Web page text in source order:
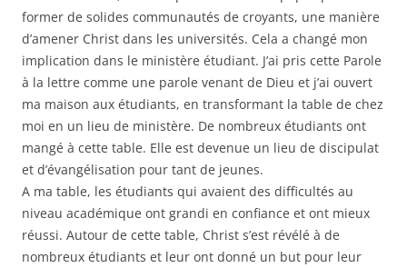
former de solides communautés de croyants, une manière
d’amener Christ dans les universités. Cela a changé mon
implication dans le ministère étudiant. J’ai pris cette Parole
à la lettre comme une parole venant de Dieu et j’ai ouvert
ma maison aux étudiants, en transformant la table de chez
moi en un lieu de ministère. De nombreux étudiants ont
mangé à cette table. Elle est devenue un lieu de discipulat
et d’évangélisation pour tant de jeunes.
A ma table, les étudiants qui avaient des difficultés au
niveau académique ont grandi en confiance et ont mieux
réussi. Autour de cette table, Christ s’est révélé à de
nombreux étudiants et leur ont donné un but pour leur